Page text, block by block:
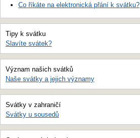
Co říkáte na elektronická přání k svátku?
Tipy k svátku
Slavíte svátek?
Význam našich svátků
Naše svátky a jejich významy
Svátky v zahraničí
Svátky u sousedů